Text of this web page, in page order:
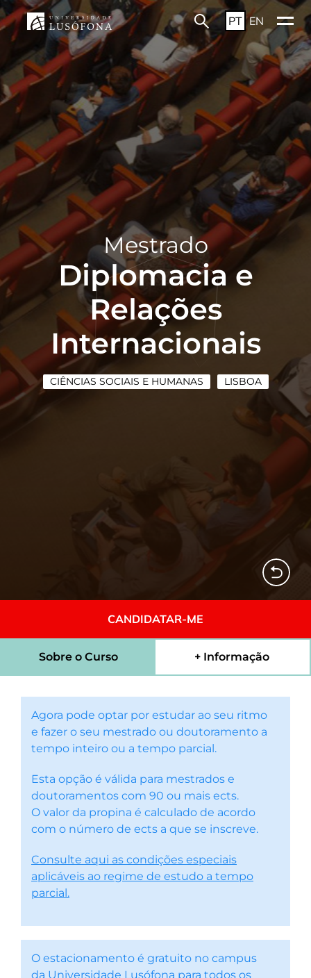
PT EN
Mestrado
Diplomacia e
Relações
Internacionais
CIÊNCIAS SOCIAIS E HUMANAS LISBOA
CANDIDATAR-ME
Sobre o Curso + Informação
Agora pode optar por estudar ao seu ritmo
e fazer o seu mestrado ou doutoramento a
tempo inteiro ou a tempo parcial.
Esta opção é válida para mestrados e
doutoramentos com 90 ou mais ects.
O valor da propina é calculado de acordo
com o número de ects a que se inscreve.
Consulte aqui as condições especiais
aplicáveis ao regime de estudo a tempo
parcial.
O estacionamento é gratuito no campus
da Universidade Lusófona para todos os